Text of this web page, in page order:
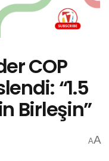
COP
“1.5
Birleşin”
AA